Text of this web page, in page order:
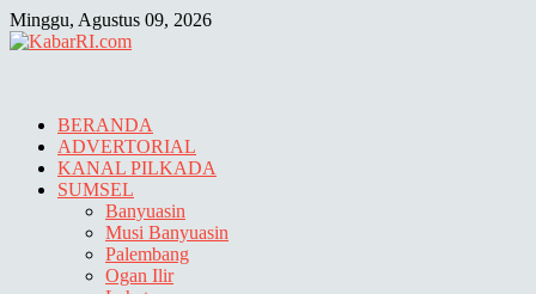
Skip
to
Minggu, Agustus 09, 2026
BERANDA
ADVERTORIAL
KANAL PILKADA
SUMSEL
Banyuasin
Musi Banyuasin
Palembang
Ogan Ilir